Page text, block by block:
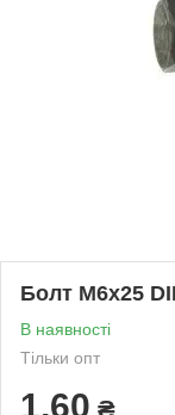
Болт М6х25
В наявності
Тільки опт
1,60